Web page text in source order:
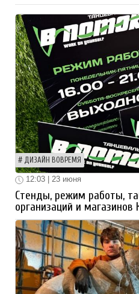
ДИЗАЙН ВОВРЕМЯ
12:03 | 23 июня
Стенды, режим работы,
организаций и магазинов